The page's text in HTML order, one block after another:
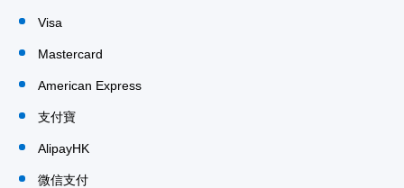
Visa
Mastercard
American Express
支付寶
AlipayHK
微信支付